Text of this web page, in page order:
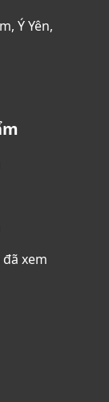
Ý Yên,
xem